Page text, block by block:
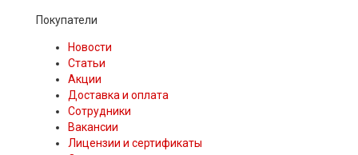
Покупатели
Новости
Статьи
Акции
Доставка и оплата
Сотрудники
Вакансии
Лицензии и сертификаты